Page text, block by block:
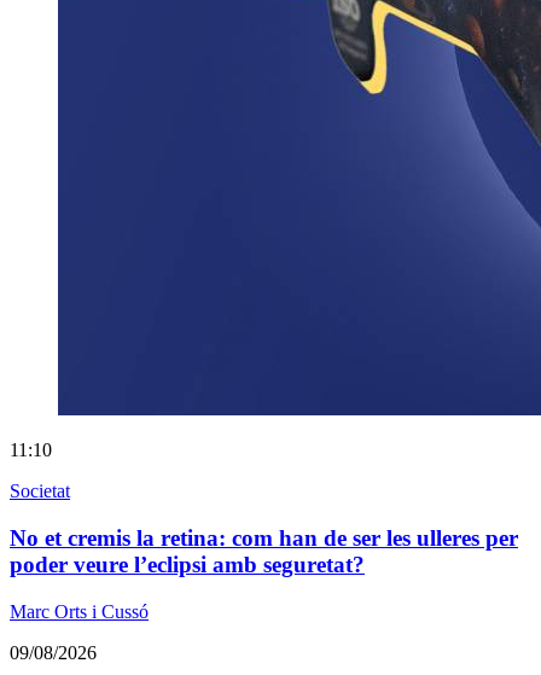
11:10
Societat
No et cremis la retina: com han de ser les ulleres per
poder veure l’eclipsi amb seguretat?
Marc Orts i Cussó
09/08/2026